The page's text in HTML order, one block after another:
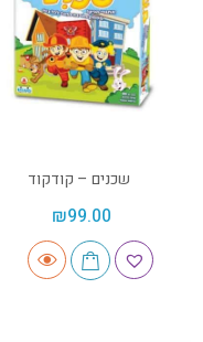
שכנים – קודקוד
₪99.00